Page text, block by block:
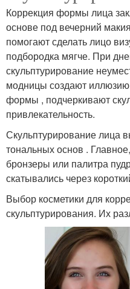
Коррекция формы лица
основе под вечерний
помогают сделать лицо
подбородка мягче. При
скульптурирование
модницы создают
формы , подчеркивают
привлекательность.
Скульптурирование лица
тональных основ .
бронзеры или палитра
скатывались через
Выбор косметики для
скульптурирования. Их